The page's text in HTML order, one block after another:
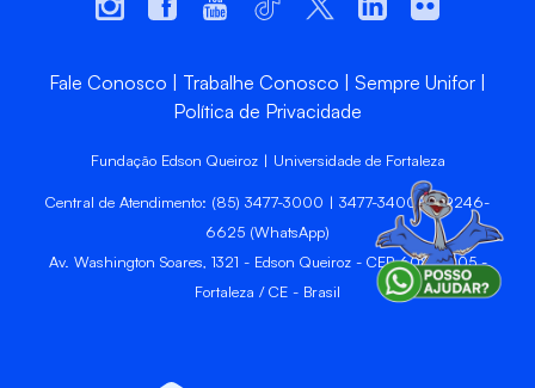
Fale Conosco Trabalhe Conosco
Sempre Unifor
Política de Privacidade
Fundação Edson Queiroz | Universidade de Fortaleza
Central de Atendimento: (85) 3477-3000 | 3477-3400 | 99246-
6625 (WhatsApp)
Av. Washington Soares, 1321 - Edson Queiroz - CEP 60811-905 -
Fortaleza / CE - Brasil